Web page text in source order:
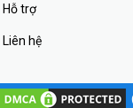
Hỗ trợ
Liên hệ